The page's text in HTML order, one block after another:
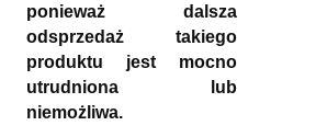
ponieważ dalsza
odsprzedaż takiego
produktu jest mocno
utrudniona lub
niemożliwa.